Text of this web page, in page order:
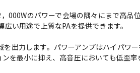
のパワーで会場の隅々にまで高品
い用途で上質なPAを提供できます。
出力します。パワーアンプはハイパワ
を最小に抑え、高音圧においても低歪率